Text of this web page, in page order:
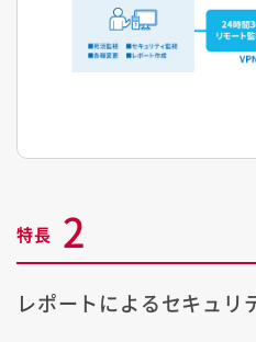
特長 2
レポートによるセキュリ